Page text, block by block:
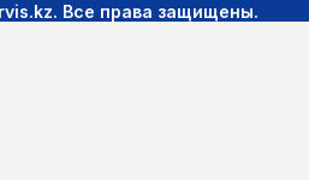
Все права защищены.